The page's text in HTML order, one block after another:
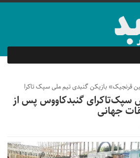
قرنجیک» بازیکن گنبدی تیم ملی سپک تاکرا
سپک‌تاکرای گنبدکاووس پس از
جهانی